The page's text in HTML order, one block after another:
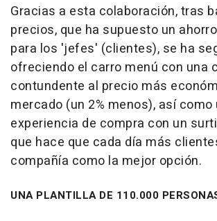
Gracias a esta colaboración, tras
precios, que ha supuesto un
para los 'jefes' (clientes), se ha
ofreciendo el carro menú con una
contundente al precio más
mercado (un 2% menos), así como
experiencia de compra con un
que hace que cada día más
compañía como la mejor opción.
UNA PLANTILLA DE 110.000